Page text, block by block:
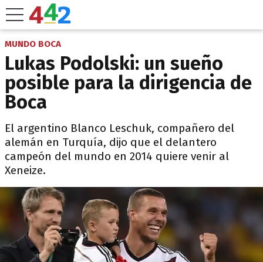
MUNDO BOCA
Lukas Podolski: un sueño
posible para la dirigencia de
Boca
El argentino Blanco Leschuk, compañero del
alemán en Turquía, dijo que el delantero
campeón del mundo en 2014 quiere venir al
Xeneize.